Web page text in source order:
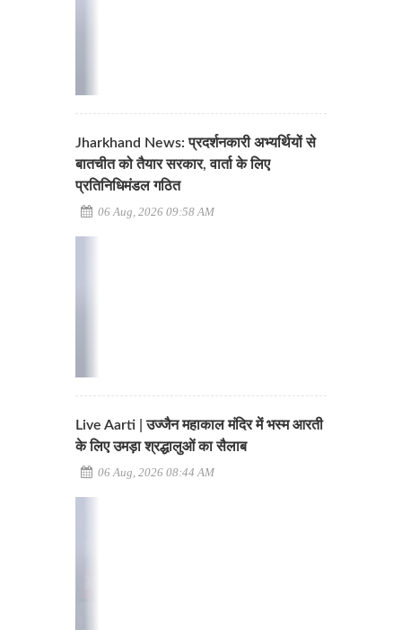
Jharkhand News: प्रदर्शनकारी अभ्यर्थियों से
बातचीत को तैयार सरकार, वार्ता के लिए
प्रतिनिधिमंडल गठित
06 Aug, 2026 09:58 AM
Live Aarti | उज्जैन महाकाल मंदिर में भस्म आरती
के लिए उमड़ा श्रद्धालुओं का सैलाब
06 Aug, 2026 08:44 AM